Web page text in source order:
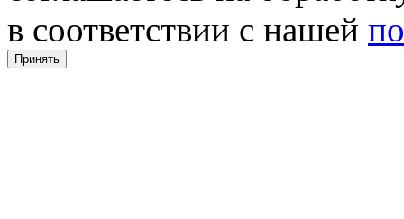
в соответствии с нашей
Принять